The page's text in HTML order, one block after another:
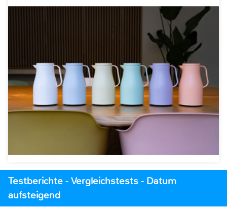
Testberichte - Vergleichstests - Datum
aufsteigend